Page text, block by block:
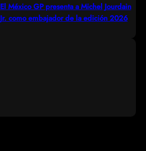
El México GP presenta a Michel Jourdain
Jr. como embajador de la edición 2026